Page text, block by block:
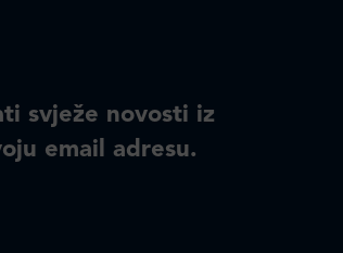
svježe novosti iz
email adresu.